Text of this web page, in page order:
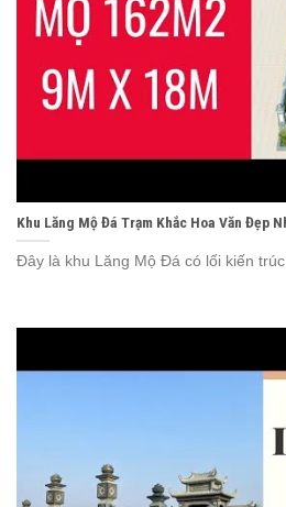
Khu Lăng Mộ Đá Trạm Khắc Hoa Văn Đẹp
Đây là khu Lăng Mộ Đá có lối kiến